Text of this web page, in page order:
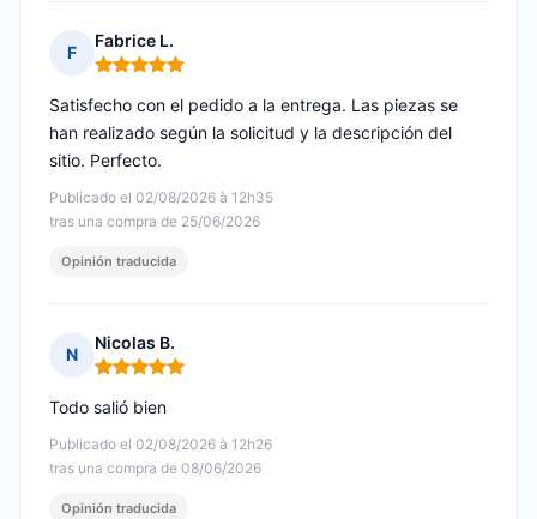
F
Fabrice L.
Nota: 5 de 5
Publicado el 02/08/2026 à 12h35
tras una compra de 25/06/2026
Satisfecho con el pedido a la entrega. Las piezas se
han realizado según la solicitud y la descripción del
sitio. Perfecto.
Opinión traducida
N
Nicolas B.
Nota: 5 de 5
Publicado el 02/08/2026 à 12h26
tras una compra de 08/06/2026
Todo salió bien
Opinión traducida